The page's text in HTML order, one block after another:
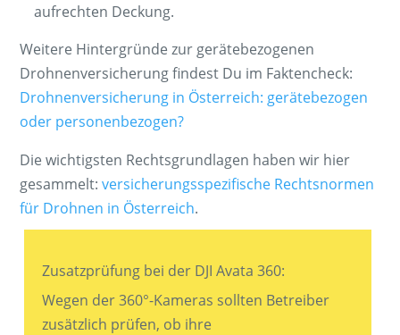
aufrechten Deckung.
Weitere Hintergründe zur gerätebezogenen
Drohnenversicherung findest Du im Faktencheck:
Drohnenversicherung in Österreich: gerätebezogen
oder personenbezogen?
Die wichtigsten Rechtsgrundlagen haben wir hier
gesammelt:versicherungsspezifische Rechtsnormen
für Drohnen in Österreich.
Zusatzprüfung bei der DJI Avata 360:
Wegen der 360°-Kameras sollten Betreiber
zusätzlich prüfen, ob ihre